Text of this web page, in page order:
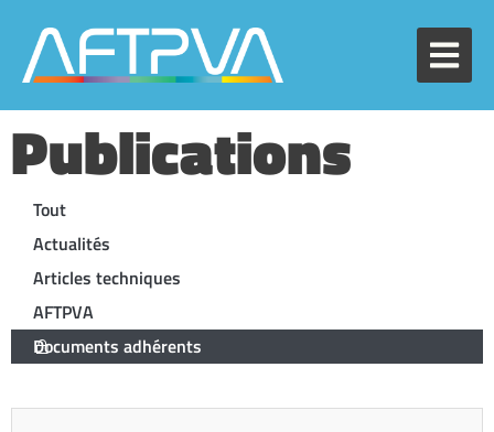
Publications
Tout
Actualités
Articles techniques
AFTPVA
Documents adhérents